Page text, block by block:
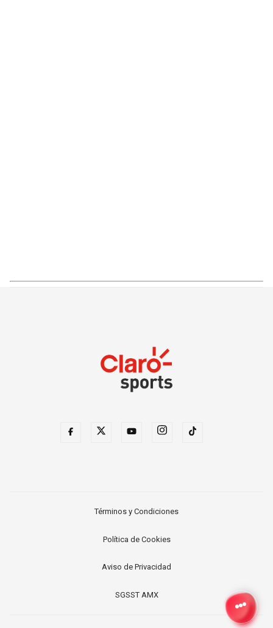
Términos y Condiciones
Política de Cookies
Aviso de Privacidad
SGSST AMX